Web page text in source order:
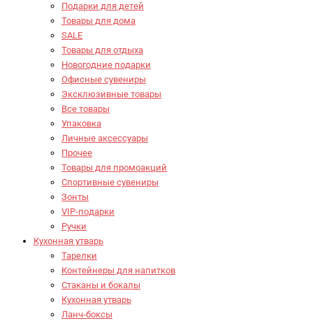
Подарки для детей
Товары для дома
SALE
Товары для отдыха
Новогодние подарки
Офисные сувениры
Эксклюзивные товары
Все товары
Упаковка
Личные аксессуары
Прочее
Товары для промоакций
Спортивные сувениры
Зонты
VIP-подарки
Ручки
Кухонная утварь
Тарелки
Контейнеры для напитков
Стаканы и бокалы
Кухонная утварь
Ланч-боксы